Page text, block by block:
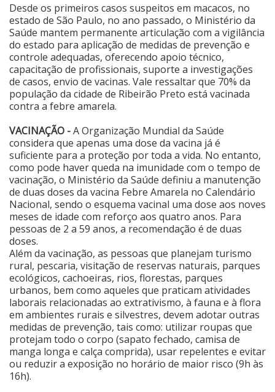
Desde os primeiros casos suspeitos em macacos, no
estado de São Paulo, no ano passado, o Ministério da
Saúde mantem permanente articulação com a vigilância
do estado para aplicação de medidas de prevenção e
controle adequadas, oferecendo apoio técnico,
capacitação de profissionais, suporte a investigações
de casos, envio de vacinas. Vale ressaltar que 70% da
população da cidade de Ribeirão Preto está vacinada
contra a febre amarela.
VACINAÇÃO -A Organização Mundial da Saúde
considera que apenas uma dose da vacina já é
suficiente para a proteção por toda a vida. No entanto,
como pode haver queda na imunidade com o tempo de
vacinação, o Ministério da Saúde definiu a manutenção
de duas doses da vacina Febre Amarela no Calendário
Nacional, sendo o esquema vacinal uma dose aos noves
meses de idade com reforço aos quatro anos. Para
pessoas de 2 a 59 anos, a recomendação é de duas
doses.
Além da vacinação, as pessoas que planejam turismo
rural, pescaria, visitação de reservas naturais, parques
ecológicos, cachoeiras, rios, florestas, parques
urbanos, bem como aqueles que praticam atividades
laborais relacionadas ao extrativismo, à fauna e à flora
em ambientes rurais e silvestres, devem adotar outras
medidas de prevenção, tais como: utilizar roupas que
protejam todo o corpo (sapato fechado, camisa de
manga longa e calça comprida), usar repelentes e evitar
ou reduzir a exposição no horário de maior risco (9h às
16h).